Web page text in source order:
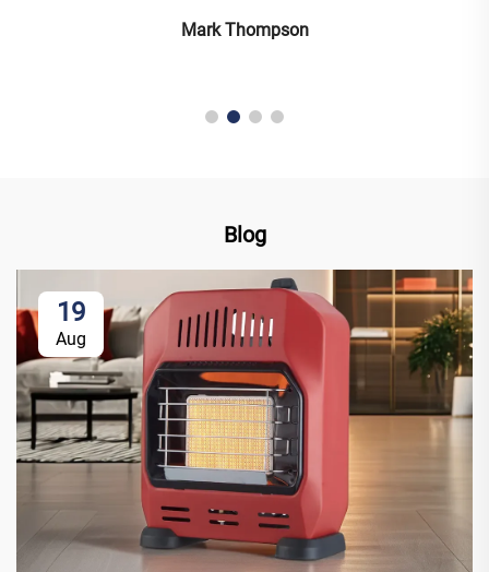
Mark Thompson
Blog
19
Aug